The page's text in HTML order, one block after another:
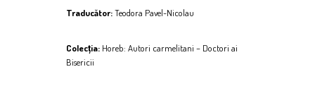
Traducător:Teodora Pavel-Nicolau
Colecția: Horeb: Autori carmelitani – Doctori ai
Bisericii